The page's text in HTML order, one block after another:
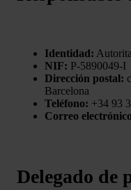
Identidad:
NIF: P-5890049-I
Dirección postal:
Barcelona
Teléfono: +34 93
Correo
Delegado de